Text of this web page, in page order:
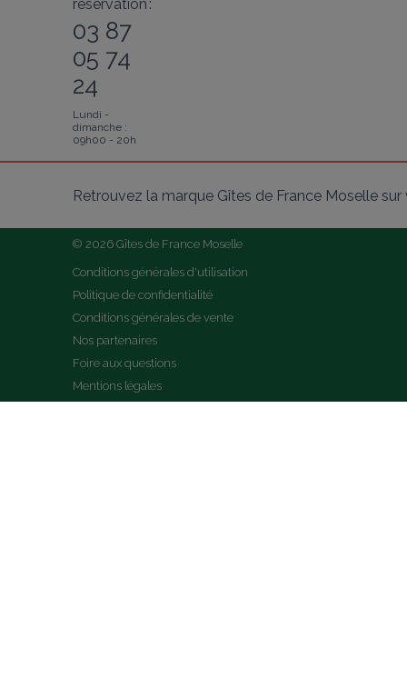
réservation :
03 87
05 74
24
Lundi -
dimanche :
09h00 - 20h
Retrouvez la marque Gîtes de France Moselle
© 2026 Gîtes de France Moselle
Conditions générales d'utilisation
Politique de confidentialité
Conditions générales de vente
Nos partenaires
Foire aux questions
Mentions légales